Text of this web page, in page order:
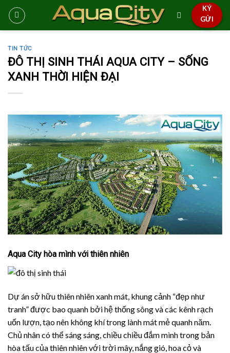
Skip
content
KÝ
GỬI
TIN TỨC
ĐÔ THỊ SINH THÁI AQUA CITY – SỐNG
XANH THỜI HIỆN ĐẠI
Aqua City hòa mình với thiên nhiên
Dự án sở hữu thiên nhiên xanh mát, khung cảnh “đẹp như
tranh” được bao quanh bởi hệ thống sông và các kênh rạch
uốn lượn, tạo nên không khí trong lành mát mẻ quanh năm.
Chủ nhân có thể sáng sáng, chiều chiều đắm mình trong bản
hòa tấu của thiên nhiên với trời mây, nắng gió, hoa cỏ và